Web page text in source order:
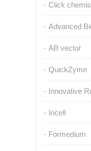
Click
Advanced
AB vector
QuickZyme
Innovative
Incell
Formedium